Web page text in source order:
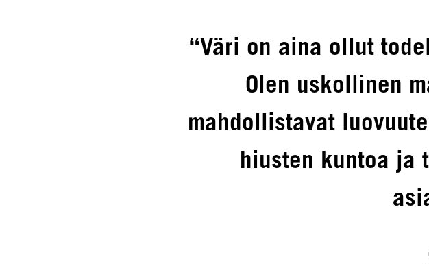
“Väri on aina ollut
Olen uskollinen
mahdollistavat
hiusten kuntoa ja